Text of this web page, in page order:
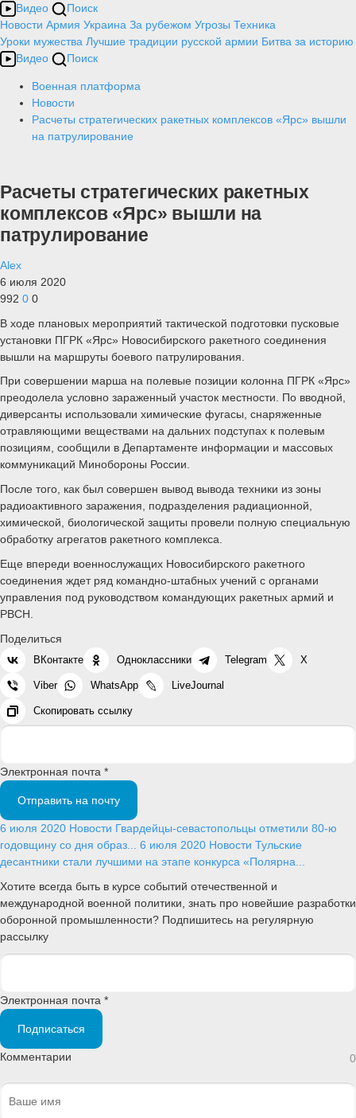
Видео
Поиск
Новости Армия Украина За рубежом Угрозы Техника
Уроки мужества Лучшие традиции русской армии Битва за историю
Видео
Поиск
Военная платформа
Новости
Расчеты стратегических ракетных комплексов «Ярс» вышли
на патрулирование
Расчеты стратегических ракетных
комплексов «Ярс» вышли на
патрулирование
Alex
6 июля 2020
992 0 0
В ходе плановых мероприятий тактической подготовки пусковые
установки ПГРК «Ярс» Новосибирского ракетного соединения
вышли на маршруты боевого патрулирования.
При совершении марша на полевые позиции колонна ПГРК «Ярс»
преодолела условно зараженный участок местности. По вводной,
диверсанты использовали химические фугасы, снаряженные
отравляющими веществами на дальних подступах к полевым
позициям, сообщили в Департаменте информации и массовых
коммуникаций Минобороны России.
После того, как был совершен вывод вывода техники из зоны
радиоактивного заражения, подразделения радиационной,
химической, биологической защиты провели полную специальную
обработку агрегатов ракетного комплекса.
Еще впереди военнослужащих Новосибирского ракетного
соединения ждет ряд командно-штабных учений с органами
управления под руководством командующих ракетных армий и
РВСН.
Поделиться
ВКонтакте Одноклассники Telegram X
Viber WhatsApp LiveJournal
Скопировать ссылку
Электронная почта *
Отправить на почту
6 июля 2020 Новости Гвардейцы-севастопольцы отметили 80-ю
годовщину со дня образ... 6 июля 2020 Новости Тульские
десантники стали лучшими на этапе конкурса «Полярна...
Хотите всегда быть в курсе событий отечественной и
международной военной политики, знать про новейшие разработки
оборонной промышленности? Подпишитесь на регулярную
рассылку
Электронная почта *
Подписаться
Комментарии 0